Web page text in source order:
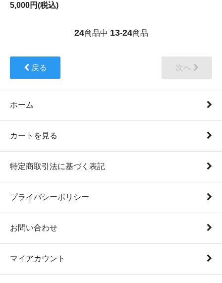
5,000円(税込)
24商品中 13-24商品
戻る 次へ
ホーム
カートを見る
特定商取引法に基づく表記
プライバシーポリシー
お問い合わせ
マイアカウント